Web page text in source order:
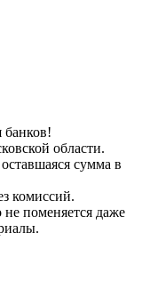
банков!
области.
сумма в
комиссий.
поменяется даже